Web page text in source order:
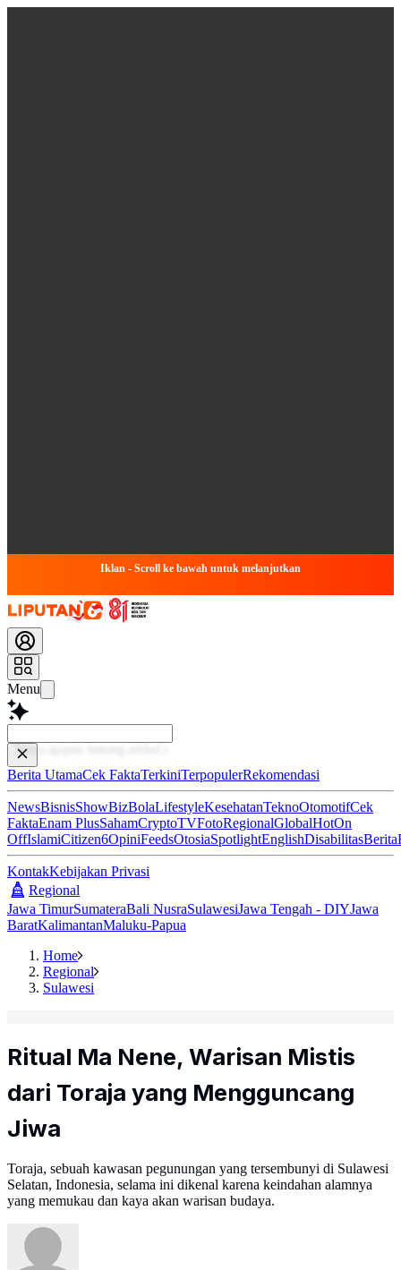
Iklan - Scroll ke bawah untuk melanjutkan
Menu
B
Berita UtamaCek FaktaTerkiniTerpopulerRekomendasi
NewsBisnisShowBizBolaLifestyleKesehatanTeknoOtomotifCek
FaktaEnam PlusSahamCryptoTVFotoRegionalGlobalHotOn
OffIslamiCitizen6OpiniFeedsOtosiaSpotlightEnglishDisabilitasBerita
KontakKebijakan Privasi
Regional
Jawa TimurSumateraBali NusraSulawesiJawa Tengah - DIYJawa
BaratKalimantanMaluku-Papua
Home
Regional
Sulawesi
Ritual Ma Nene, Warisan Mistis
dari Toraja yang Mengguncang
Jiwa
Toraja, sebuah kawasan pegunungan yang tersembunyi di Sulawesi
Selatan, Indonesia, selama ini dikenal karena keindahan alamnya
yang memukau dan kaya akan warisan budaya.